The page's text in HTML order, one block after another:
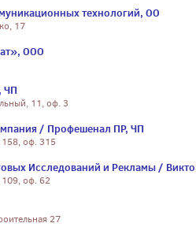
технологий, ОО
17
ООО
ЧП
11, оф. 3
/ Профешенал ПР, ЧП
оф. 315
Исследований и Рекламы /
оф. 62
27